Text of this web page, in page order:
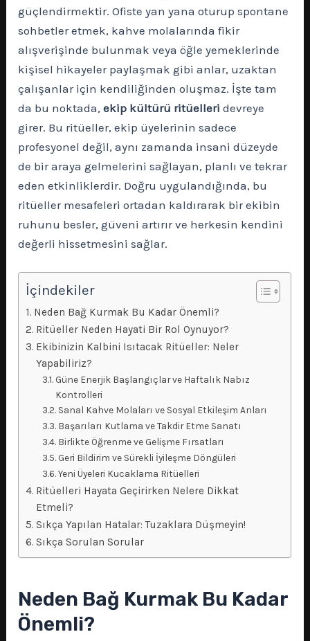
güçlendirmektir. Ofiste yan yana oturup spontane
sohbetler etmek, kahve molalarında fikir
alışverişinde bulunmak veya öğle yemeklerinde
kişisel hikayeler paylaşmak gibi anlar, uzaktan
çalışanlar için kendiliğinden oluşmaz. İşte tam
da bu noktada,ekip kültürü ritüelleri devreye
girer. Bu ritüeller, ekip üyelerinin sadece
profesyonel değil, aynı zamanda insani düzeyde
de bir araya gelmelerini sağlayan, planlı ve tekrar
eden etkinliklerdir. Doğru uygulandığında, bu
ritüeller mesafeleri ortadan kaldırarak bir ekibin
ruhunu besler, güveni artırır ve herkesin kendini
değerli hissetmesini sağlar.
İçindekiler
Neden Bağ Kurmak Bu Kadar Önemli?
Ritüeller Neden Hayati Bir Rol Oynuyor?
Ekibinizin Kalbini Isıtacak Ritüeller: Neler
Yapabiliriz?
Güne Enerjik Başlangıçlar ve Haftalık Nabız
Kontrolleri
Sanal Kahve Molaları ve Sosyal Etkileşim Anları
Başarıları Kutlama ve Takdir Etme Sanatı
Birlikte Öğrenme ve Gelişme Fırsatları
Geri Bildirim ve Sürekli İyileşme Döngüleri
Yeni Üyeleri Kucaklama Ritüelleri
Ritüelleri Hayata Geçirirken Nelere Dikkat
Etmeli?
Sıkça Yapılan Hatalar: Tuzaklara Düşmeyin!
Sıkça Sorulan Sorular
Neden Bağ Kurmak Bu Kadar
Önemli?